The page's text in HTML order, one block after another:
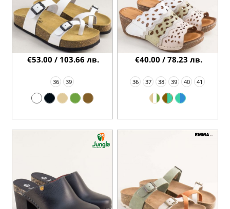
36 39
€53.00 / 103.66 лв.
36 37 38 39 40 41
€40.00 / 78.23 лв.